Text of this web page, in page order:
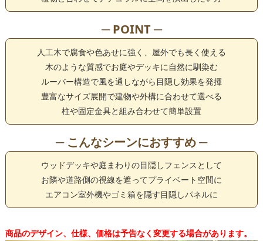
─ POINT ─
人工木で腐食や色あせに強く、屋外でも長く使える
木のような質感でお庭やデッキに自然に馴染む
ルーバー構造で風を通しながら目隠し効果を発揮
豊富なサイズ展開で建物や外構に合わせて選べる
柱や固定金具と組み合わせて簡単設置
─ こんなシーンにおすすめ ─
ウッドデッキや庭まわりの目隠しフェンスとして
お隣や道路側の視線を遮ってプライベート空間に
エアコン室外機やゴミ箱を隠す目隠しパネルに
商品のデザイン、仕様、価格は予告なく変更する場合があります。